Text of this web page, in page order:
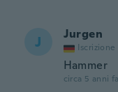
J Jurgen
Iscrizione
Hammer
circa 5 anni fa